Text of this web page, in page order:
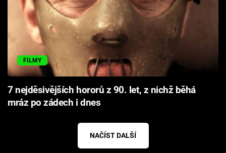
FILMY
7 nejděsivějších hororů z 90. let, z nichž běhá
mráz po zádech i dnes
NAČÍST DALŠÍ